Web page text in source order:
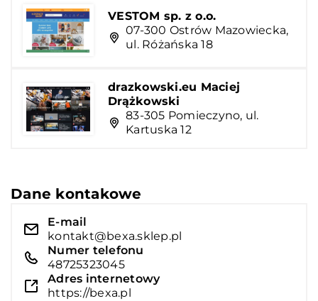
VESTOM sp. z o.o.
07-300 Ostrów Mazowiecka,
ul. Różańska 18
drazkowski.eu Maciej
Drążkowski
83-305 Pomieczyno, ul.
Kartuska 12
Dane kontakowe
E-mail
kontakt@bexa.sklep.pl
Numer telefonu
48725323045
Adres internetowy
https://bexa.pl